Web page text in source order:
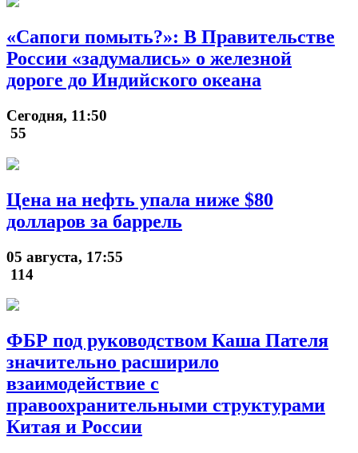
«Сапоги помыть?»: В Правительстве
России «задумались» о железной
дороге до Индийского океана
Сегодня, 11:50
55
Цена на нефть упала ниже $80
долларов за баррель
05 августа, 17:55
114
ФБР под руководством Каша Пателя
значительно расширило
взаимодействие с
правоохранительными структурами
Китая и России